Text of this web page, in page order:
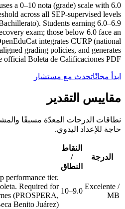
a 0–10 nota (grade) scale with 6.0
across all SEP-supervised levels
Students earning 6.0–6.9
exam; those below 6.0 face an
integrates CURP (national
grading policies, and generates
official Boleta de Calificaciones PDF.
ابدأ مجانًاتحدث مع مستشار
مقاييس التقدير
حاجة للإعداد اليدوي.
الدرجة
النقاط
/
النطاق
Excelente /
MB
9.0–10
tier.
Required for
(PROSPERA,
Benito Juárez).